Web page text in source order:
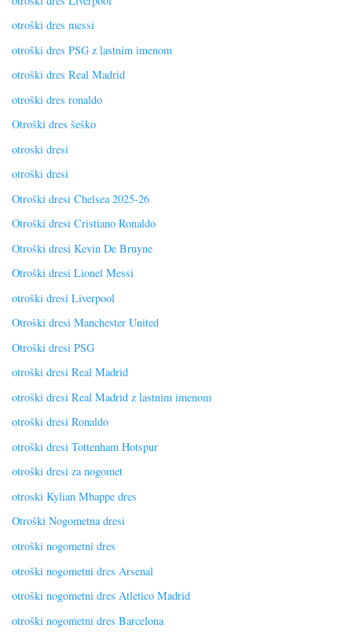
otroški dres messi
otroški dres PSG z lastnim imenom
otroški dres Real Madrid
otroški dres ronaldo
Otroški dres šeško
otroski dresi
otroški dresi
Otroški dresi Chelsea 2025-26
Otroški dresi Cristiano Ronaldo
Otroški dresi Kevin De Bruyne
Otroški dresi Lionel Messi
otroški dresi Liverpool
Otroški dresi Manchester United
Otroški dresi PSG
otroški dresi Real Madrid
otroški dresi Real Madrid z lastnim imenom
otroški dresi Ronaldo
otroški dresi Tottenham Hotspur
otroški dresi za nogomet
otroski Kylian Mbappe dres
Otroški Nogometna dresi
otroški nogometni dres
otroški nogometni dres Arsenal
otroški nogometni dres Atletico Madrid
otroški nogometni dres Barcelona